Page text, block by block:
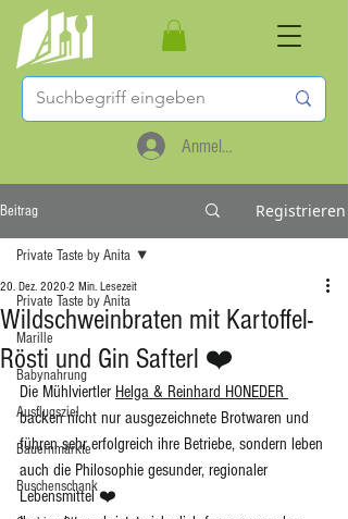
Anmelden
Beitrag Registrieren
Private Taste by Anita
Marille
Babynahrung
Ausflugsziel
Bauernmärkte
Buschenschank
Private Taste by Anita
Wildschweinbraten mit Kartoffel-
Rösti und Gin Safterl ❤️
20. Dez. 2020 2 Min. Lesezeit
Die Mühlviertler Helga & Reinhard HONEDER
backen nicht nur ausgezeichnete Brotwaren und
führen sehr erfolgreich ihre Betriebe, sondern leben
auch die Philosophie gesunder, regionaler
Lebensmittel ❤️